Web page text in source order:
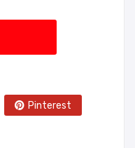
Pinterest